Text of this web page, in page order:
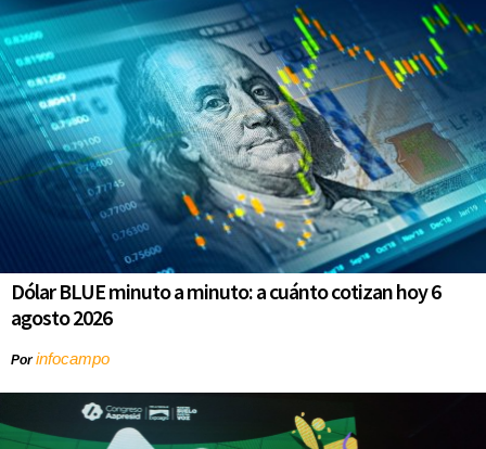
Dólar BLUE minuto a minuto: a cuánto cotizan hoy 6
agosto 2026
Porinfocampo